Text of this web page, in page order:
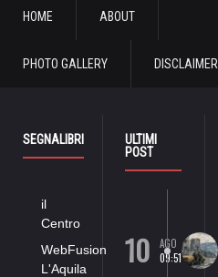
HOME ABOUT
PHOTO GALLERY DISCLAIMER
SEGNALIBRI
il
Centro
WebFusion
L'Aquila
ULTIMI
POST
10
AGO
09:51